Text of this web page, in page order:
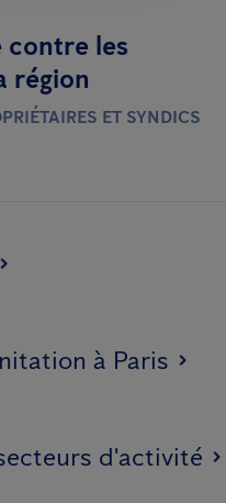
contre les
région
ET SYNDICS
à Paris
d'activité